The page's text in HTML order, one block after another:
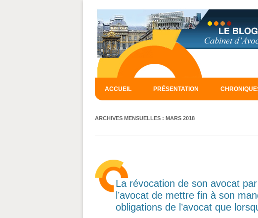
ACCUEIL PRÉSENTATION
ARCHIVES MENSUELLES : MARS 2018
La révocation de son avocat
l’avocat de mettre fin à son
obligations de l’avocat que